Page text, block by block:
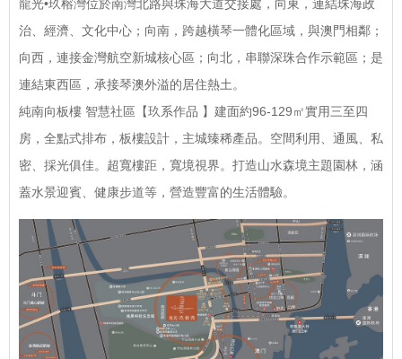
龍光•玖榕灣位於南灣北路與珠海大道交接處，向東，連結珠海政
治、經濟、文化中心；向南，跨越橫琴一體化區域，與澳門相鄰；
向西，連接金灣航空新城核心區；向北，串聯深珠合作示範區；是
連結東西區，承接琴澳外溢的居住熱土。
純南向板樓 智慧社區【玖系作品 】建面約96-129㎡實用三至四
房，全點式排布，板樓設計，主城臻稀產品。空間利用、通風、私
密、採光俱佳。超寬樓距，寬境視界。打造山水森境主題園林，涵
蓋水景迎賓、健康步道等，營造豐富的生活體驗。